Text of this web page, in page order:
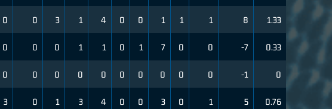
0 0 3 1 4 0 0 1 1 1 8 1.33
0 0 0 1 1 0 1 7 0 0 -7 0.33
0 0 0 0 0 0 0 0 0 0 -1 0
3 0 1 3 4 0 0 3 0 1 5 0.76